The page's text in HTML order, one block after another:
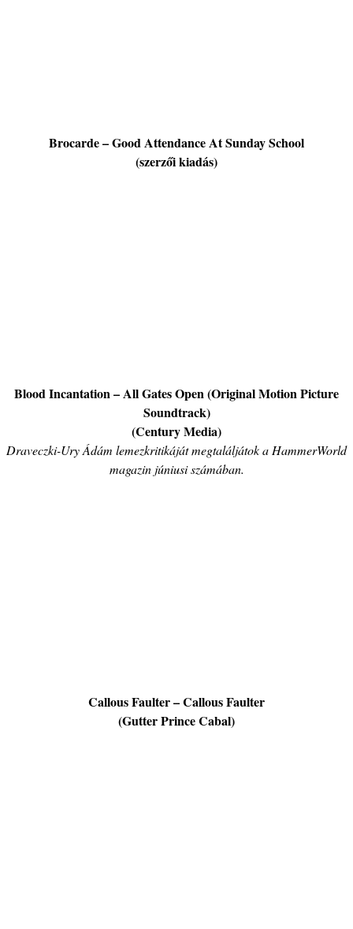
Brocarde – Good Attendance At Sunday School
(szerzői kiadás)
Blood Incantation – All Gates Open (Original Motion Picture
Soundtrack)
(Century Media)
Draveczki-Ury Ádám lemezkritikáját megtaláljátok a HammerWorld
magazin júniusi számában.
Callous Faulter – Callous Faulter
(Gutter Prince Cabal)